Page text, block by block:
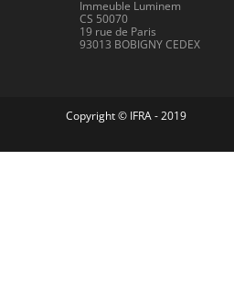
Immeuble Luminem
CS 50070
19 rue de Paris
93013 BOBIGNY CEDEX
Copyright © IFRA - 2019